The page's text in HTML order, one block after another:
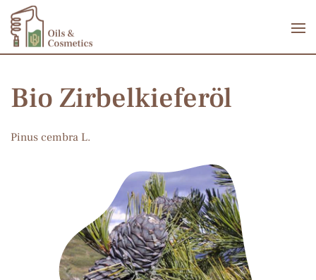
Zum Hauptinhalt springen
Bio Zirbelkieferöl
Pinus cembra L.